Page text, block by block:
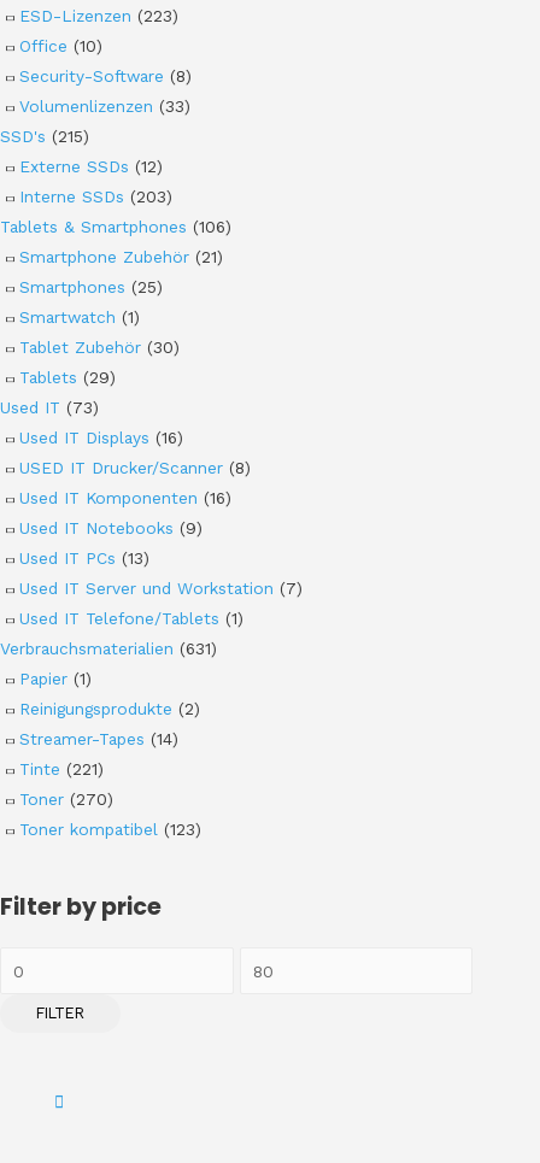
ESD-Lizenzen (223)
Office (10)
Security-Software (8)
Volumenlizenzen (33)
SSD's (215)
Externe SSDs (12)
Interne SSDs (203)
Tablets & Smartphones (106)
Smartphone Zubehör (21)
Smartphones (25)
Smartwatch (1)
Tablet Zubehör (30)
Tablets (29)
Used IT (73)
Used IT Displays (16)
USED IT Drucker/Scanner (8)
Used IT Komponenten (16)
Used IT Notebooks (9)
Used IT PCs (13)
Used IT Server und Workstation (7)
Used IT Telefone/Tablets (1)
Verbrauchsmaterialien (631)
Papier (1)
Reinigungsprodukte (2)
Streamer-Tapes (14)
Tinte (221)
Toner (270)
Toner kompatibel (123)
Filter by price
FILTER